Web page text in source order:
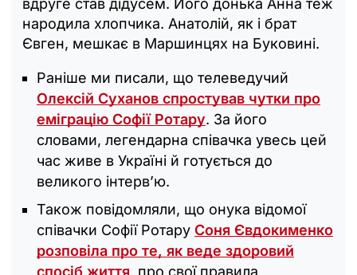
народила хлопчика. Анатолій, як і брат
Євген, мешкає в Маршинцях на Буковині.
Раніше ми писали, що телеведучий
Олексій Суханов спростував чутки про
еміграцію Софії Ротару. За його
словами, легендарна співачка увесь цей
час живе в Україні й готується до
великого інтерв’ю.
Також повідомляли, що онука відомої
співачки Софії Ротару Соня Євдокименко
розповіла про те, як веде здоровий
спосіб життя, про свої правила